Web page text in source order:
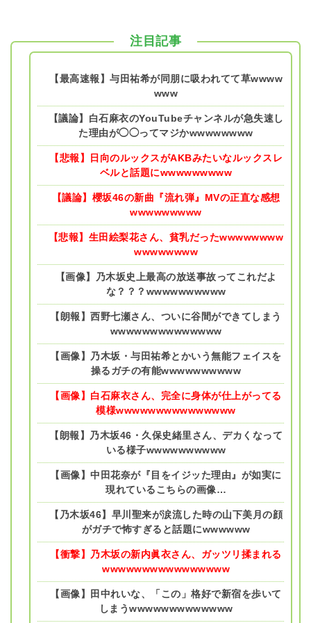
注目記事
【最高速報】与田祐希が同朋に吸われてて草wwww
www
【議論】白石麻衣のYouTubeチャンネルが急失速し
た理由が◯◯ってマジかwwwwwwww
【悲報】日向のルックスがAKBみたいなルックスレ
ベルと話題にwwwwwwwww
【議論】櫻坂46の新曲『流れ弾』MVの正直な感想
wwwwwwwww
【悲報】生田絵梨花さん、貧乳だったwwwwwwww
wwwwwwww
【画像】乃木坂史上最高の放送事故ってこれだよ
な？？？wwwwwwwwww
【朗報】西野七瀬さん、ついに谷間ができてしまう
wwwwwwwwwwwwww
【画像】乃木坂・与田祐希とかいう無能フェイスを
操るガチの有能wwwwwwwwww
【画像】白石麻衣さん、完全に身体が仕上がってる
模様wwwwwwwwwwwwwww
【朗報】乃木坂46・久保史緒里さん、デカくなって
いる様子wwwwwwwwww
【画像】中田花奈が『目をイジッた理由』が如実に
現れているこちらの画像…
【乃木坂46】早川聖来が涙流した時の山下美月の顔
がガチで怖すぎると話題にwwwwww
【衝撃】乃木坂の新内眞衣さん、ガッツリ揉まれる
wwwwwwwwwwwwwwww
【画像】田中れいな、「この」格好で新宿を歩いて
しまうwwwwwwwwwwwww